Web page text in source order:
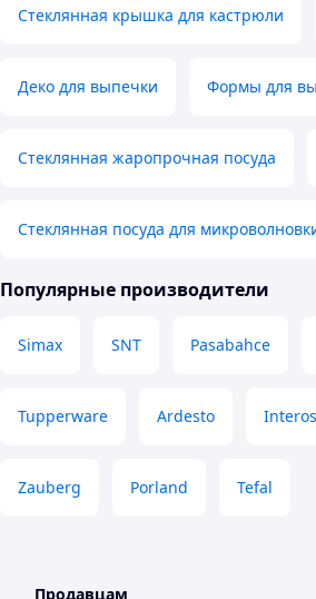
Стеклянная крышка для кастрюли
Деко для выпечки Формы для
Стеклянная жаропрочная посуда
Стеклянная посуда для
Популярные производители
Simax SNT Pasabahce
Tupperware Ardesto Interos
Zauberg Porland Tefal
Продавцам